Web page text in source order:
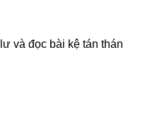
và đọc bài kệ tán thán